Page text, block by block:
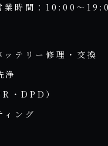
業時間：10:00～
ッテリー修理・交換
浄
・DPD）
ィング